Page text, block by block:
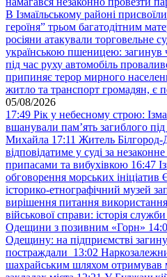
В Ізмаїльському районі
героїня” трьом багатодітним
росіяни атакували торговельне
українською пшеницею: загинув
під час руху автомобіль
припиняє терор мирного
житло та транспорт громадян, є
05/08/2026
17:49 Рік у небесному строю:
вшанували пам’ять загиблого
Михайла 17:11 Житель Білгород-
відповідатиме у суді за
припасами та вибухівкою 16:47
обговорення морських ініціатив
історико-етнографічний музей
вирішення питання
військової справи: історія
Одещини з позивним «Горн»
Одещину: на підприємстві
постраждали 13:02
шахрайським шляхом отримував